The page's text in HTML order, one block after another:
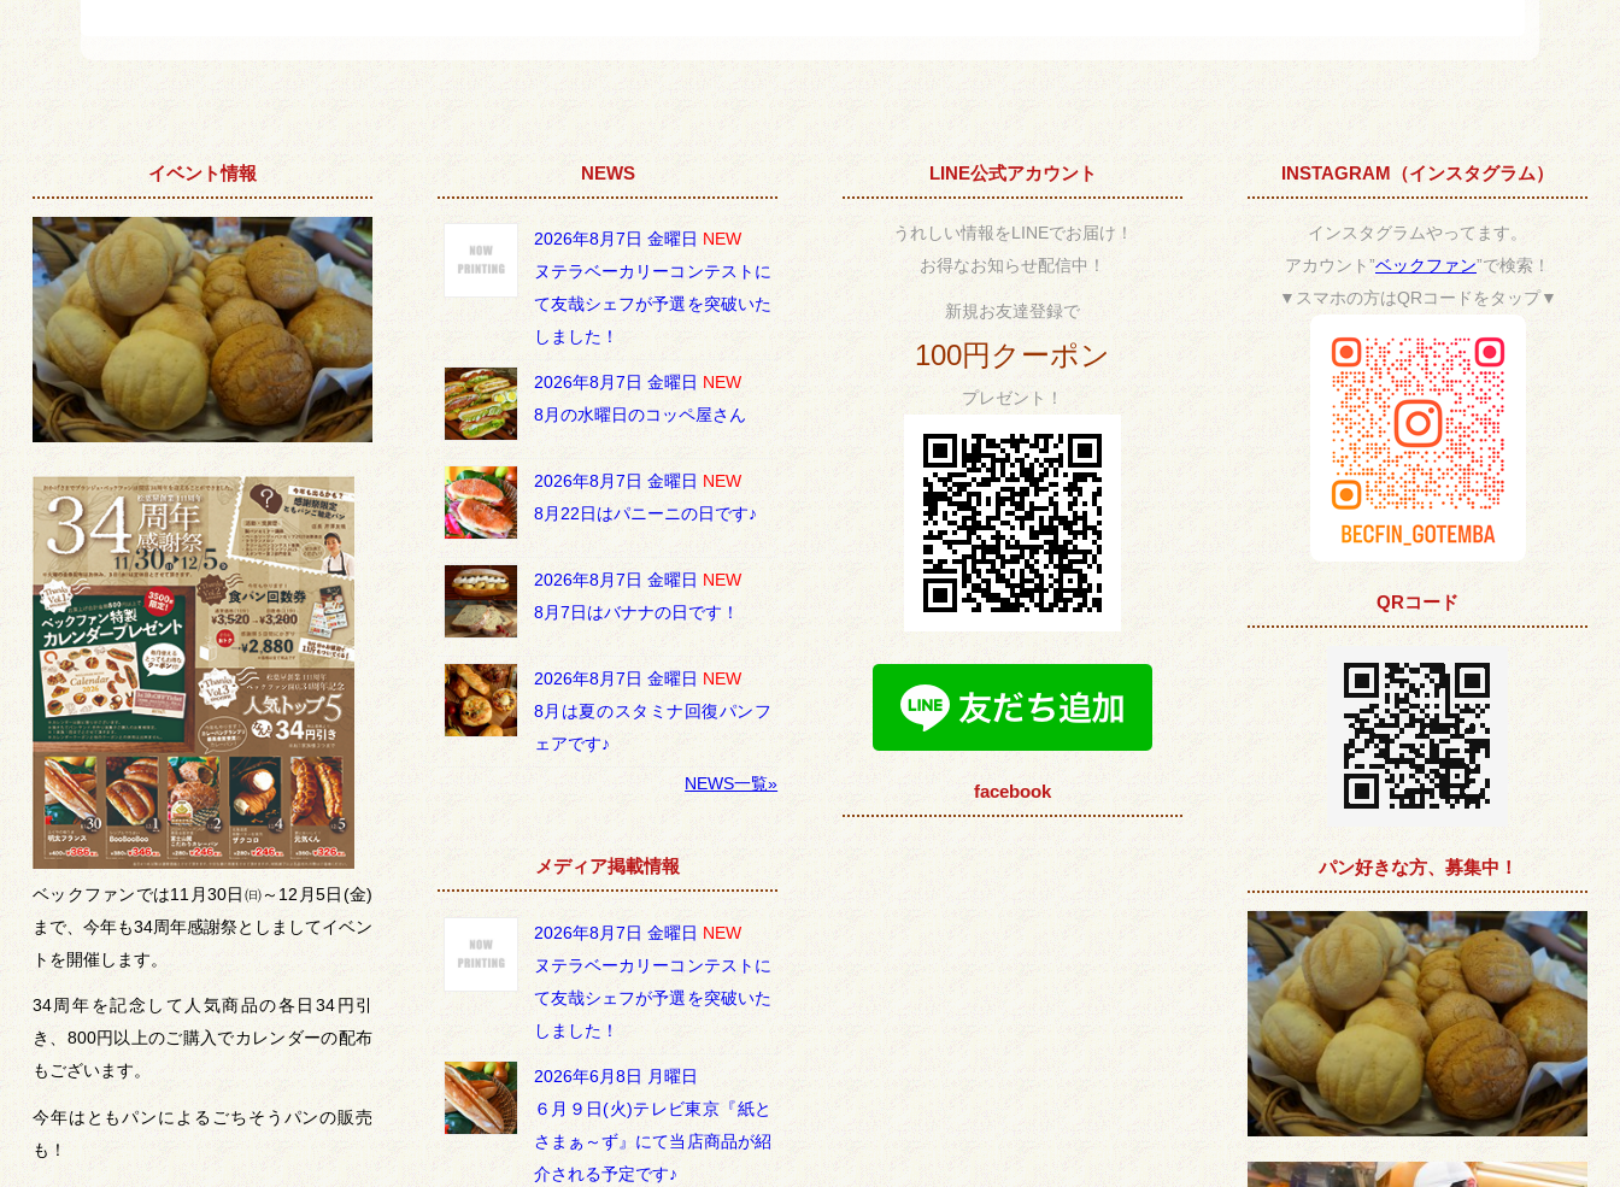
イベント情報
ベックファンでは11月30日㈰～12月5日(金)
まで、今年も34周年感謝祭としましてイベン
トを開催します。
34周年を記念して人気商品の各日34円引
き、800円以上のご購入でカレンダーの配布
もございます。
今年はともパンによるごちそうパンの販売
も！
NEWS
2026年8月7日 金曜日 NEW
ヌテラベーカリーコンテストに
て友哉シェフが予選を突破いた
しました！
2026年8月7日 金曜日 NEW
8月の水曜日のコッペ屋さん
2026年8月7日 金曜日 NEW
8月22日はパニーニの日です♪
2026年8月7日 金曜日 NEW
8月7日はバナナの日です！
2026年8月7日 金曜日 NEW
8月は夏のスタミナ回復パンフ
ェアです♪
NEWS一覧»
メディア掲載情報
2026年8月7日 金曜日 NEW
ヌテラベーカリーコンテストに
て友哉シェフが予選を突破いた
しました！
2026年6月8日 月曜日
６月９日(火)テレビ東京『紙と
さまぁ～ず』にて当店商品が紹
介される予定です♪
LINE公式アカウント
うれしい情報をLINEでお届け！
お得なお知らせ配信中！
新規お友達登録で
100円クーポン
プレゼント！
facebook
INSTAGRAM（インスタグラム）
インスタグラムやってます。
アカウント”ベックファン”で検索！
▼スマホの方はQRコードをタップ▼
QRコード
パン好きな方、募集中！